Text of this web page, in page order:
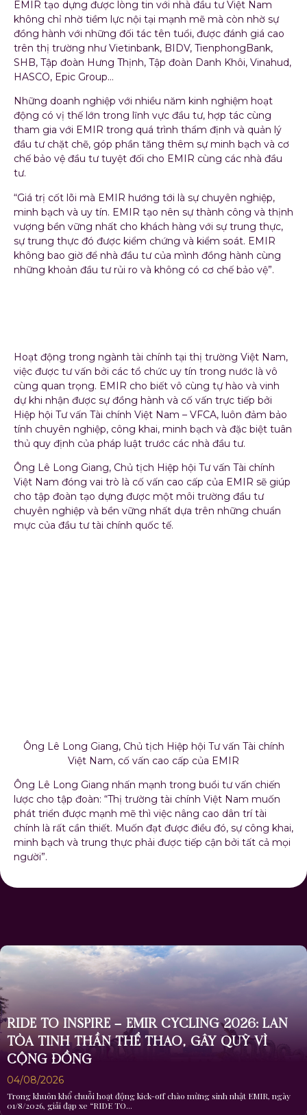
EMIR tạo dựng được lòng tin với nhà đầu tư Việt Nam
không chỉ nhờ tiềm lực nội tại mạnh mẽ mà còn nhờ sự
đồng hành với những đối tác tên tuổi, được đánh giá cao
trên thị trường như Vietinbank, BIDV, TienphongBank,
SHB, Tập đoàn Hưng Thịnh, Tập đoàn Danh Khôi, Vinahud,
HASCO, Epic Group…
Những doanh nghiệp với nhiều năm kinh nghiệm hoạt
động có vị thế lớn trong lĩnh vực đầu tư, hợp tác cùng
tham gia với EMIR trong quá trình thẩm định và quản lý
đầu tư chặt chẽ, góp phần tăng thêm sự minh bạch và cơ
chế bảo vệ đầu tư tuyệt đối cho EMIR cùng các nhà đầu
tư.
“Giá trị cốt lõi mà EMIR hướng tới là sự chuyên nghiệp,
minh bạch và uy tín. EMIR tạo nên sự thành công và thịnh
vượng bền vững nhất cho khách hàng với sự trung thực,
sự trung thực đó được kiểm chứng và kiểm soát. EMIR
không bao giờ để nhà đầu tư của mình đồng hành cùng
những khoản đầu tư rủi ro và không có cơ chế bảo vệ”.
Hoạt động trong ngành tài chính tại thị trường Việt Nam,
việc được tư vấn bởi các tổ chức uy tín trong nước là vô
cùng quan trọng. EMIR cho biết vô cùng tự hào và vinh
dự khi nhận được sự đồng hành và cố vấn trực tiếp bởi
Hiệp hội Tư vấn Tài chính Việt Nam – VFCA, luôn đảm bảo
tính chuyên nghiệp, công khai, minh bạch và đặc biệt tuân
thủ quy định của pháp luật trước các nhà đầu tư.
Ông Lê Long Giang, Chủ tịch Hiệp hội Tư vấn Tài chính
Việt Nam đóng vai trò là cố vấn cao cấp của EMIR sẽ giúp
cho tập đoàn tạo dựng được một môi trường đầu tư
chuyên nghiệp và bền vững nhất dựa trên những chuẩn
mực của đầu tư tài chính quốc tế.
RIDE TO INSPIRE – EMIR CYCLING 2026: LAN
TỎA TINH THẦN THỂ THAO, GÂY QUỸ VÌ
BÙNG NỔ EMIR’S PICKLEBALL 2026
03/07/2026
Từ ngày 13 – 27/6/2026, EMIR đã tổ chức giải đấu “EMIR’s Pickleball 2026” để lại